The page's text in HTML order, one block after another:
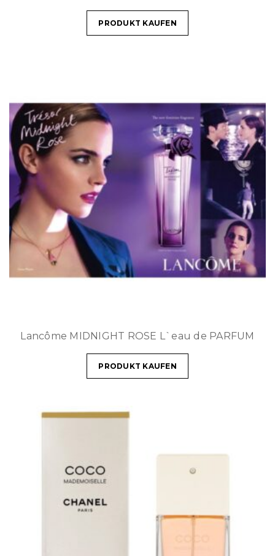
PRODUKT KAUFEN
Lancôme MIDNIGHT ROSE L`eau de PARFUM
PRODUKT KAUFEN